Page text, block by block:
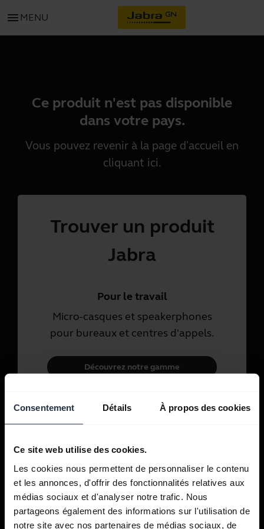
Consentement Détails À propos des cookies
Ce site web utilise des cookies.
Les cookies nous permettent de personnaliser le contenu
et les annonces, d'offrir des fonctionnalités relatives aux
médias sociaux et d'analyser notre trafic. Nous
partageons également des informations sur l'utilisation de
notre site avec nos partenaires de médias sociaux, de
menu MENU
Ce produit n'est pas disponible
dans votre pays.
Vous pouvez revenir à la page d'accueil en
cliquant ici.
Trouver un produit
Jabra
Pour le travail
Micro-casques et speakerphones
pour bureaux et centres d'appels.
Découvrez notre gamme
Pour un usage personnel
les appels, la musique et le sport.
Découvrez notre gamme